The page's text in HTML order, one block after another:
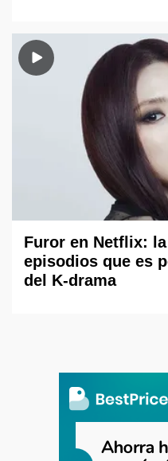
Furor en Netflix:
episodios que es
del K-drama